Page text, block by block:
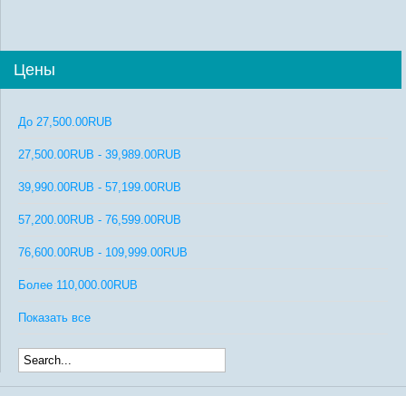
Цены
До 27,500.00RUB
27,500.00RUB - 39,989.00RUB
39,990.00RUB - 57,199.00RUB
57,200.00RUB - 76,599.00RUB
76,600.00RUB - 109,999.00RUB
Более 110,000.00RUB
Показать все